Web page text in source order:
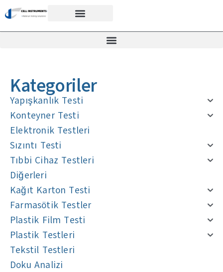
Kategoriler
Yapışkanlık Testi
Konteyner Testi
Elektronik Testleri
Sızıntı Testi
Tıbbi Cihaz Testleri
Diğerleri
Kağıt Karton Testi
Farmasötik Testler
Plastik Film Testi
Plastik Testleri
Tekstil Testleri
Doku Analizi